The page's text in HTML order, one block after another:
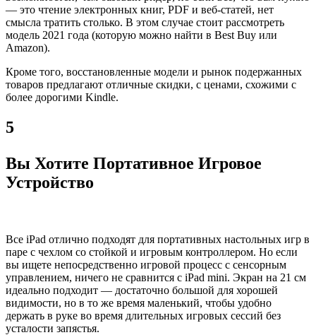
— это чтение электронных книг, PDF и веб-статей, нет
смысла тратить столько. В этом случае стоит рассмотреть
модель 2021 года (которую можно найти в Best Buy или
Amazon).
Кроме того, восстановленные модели и рынок подержанных
товаров предлагают отличные скидки, с ценами, схожими с
более дорогими Kindle.
5
Вы Хотите Портативное Игровое
Устройство
Все iPad отлично подходят для портативных настольных игр в
паре с чехлом со стойкой и игровым контроллером. Но если
вы ищете непосредственно игровой процесс с сенсорным
управлением, ничего не сравнится с iPad mini. Экран на 21 см
идеально подходит — достаточно большой для хорошей
видимости, но в то же время маленький, чтобы удобно
держать в руке во время длительных игровых сессий без
усталости запястья.